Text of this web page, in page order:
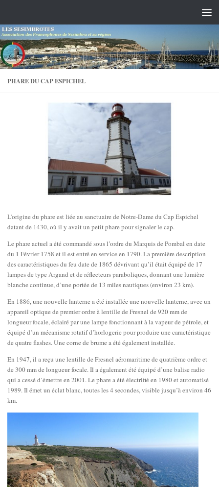
PHARE DU CAP ESPICHEL
L’origine du phare est liée au sanctuaire de Notre-Dame du Cap Espichel
datant de 1430, où il y avait un petit phare pour signaler le cap.
Le phare actuel a été commandé sous l’ordre du Marquis de Pombal en date
du 1 Février 1758 et il est entré en service en 1790. La première description
des caractéristiques du feu date de 1865 dévrivant qu’il était équipé de 17
lampes de type Argand et de réflecteurs paraboliques, donnant une lumière
blanche continue, d’une portée de 13 miles nautiques (environ 23 km).
En 1886, une nouvelle lanterne a été installée une nouvelle lanterne, avec un
appareil optique de premier ordre à lentille de Fresnel de 920 mm de
longueur focale, éclairé par une lampe fonctionnant à la vapeur de pétrole, et
équipé d’un mécanisme rotatif d’horlogerie pour produire une caractéristique
de quatre flashes. Une corne de brume a été également installée.
En 1947, il a reçu une lentille de Fresnel aéromaritime de quatrième ordre et
de 300 mm de longueur focale. Il a également été équipé d’une balise radio
qui a cessé d’émettre en 2001. Le phare a été électrifié en 1980 et automatisé
1989. Il émet un éclat blanc, toutes les 4 secondes, visible jusqu’à environ 46
km.